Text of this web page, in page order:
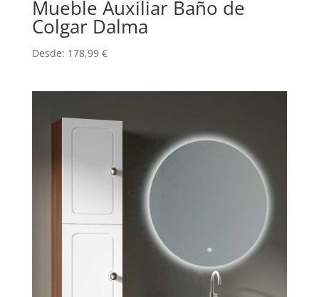
Mueble Auxiliar Baño de
Colgar Dalma
Desde: 178,99 €